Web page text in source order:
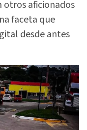
otros aficionados
faceta que
desde antes